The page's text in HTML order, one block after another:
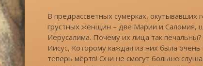
В предрассветных сумерках, окутывавших
грустных женщин – две Марии и Саломия,
Иерусалима. Почему их лица так
Иисус, Которому каждая из них была очень
теперь мёртв! Они не смогут больше